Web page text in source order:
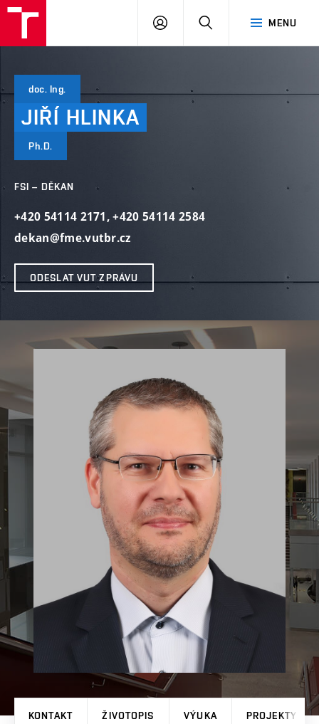
MENU
PŘIHLÁSIT
doc. Ing.
JIŘÍ HLINKA
Ph.D.
FSI – DĚKAN
+420 54114 2171,+420 54114 2584
dekan@fme.vutbr.cz
ODESLAT VUT ZPRÁVU
KONTAKT ŽIVOTOPIS VÝUKA PROJEKTY